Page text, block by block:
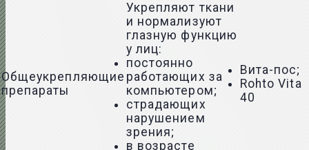
Общеукрепляющие
препараты
Укрепляют ткани
и нормализуют
глазную функцию
у лиц:
постоянно
работающих за
компьютером;
страдающих
нарушением
зрения;
в возрасте
Вита-пос;
Rohto Vita
40